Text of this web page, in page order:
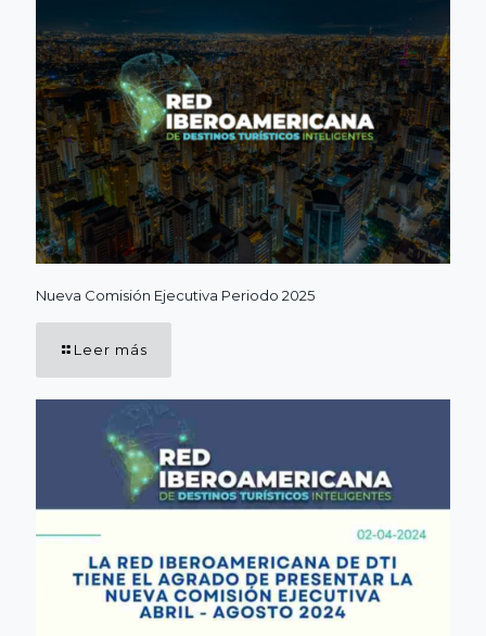
Nueva Comisión Ejecutiva Periodo 2025
Leer más